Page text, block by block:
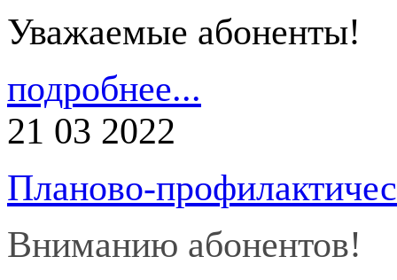
Уважаемые абоненты!
подробнее...
21 03 2022
Планово-
Вниманию абонентов!